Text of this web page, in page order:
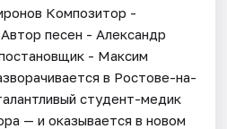
Композитор -
песен - Александр
- Максим
в Ростове-на-
студент-медик
— и оказывается в новом